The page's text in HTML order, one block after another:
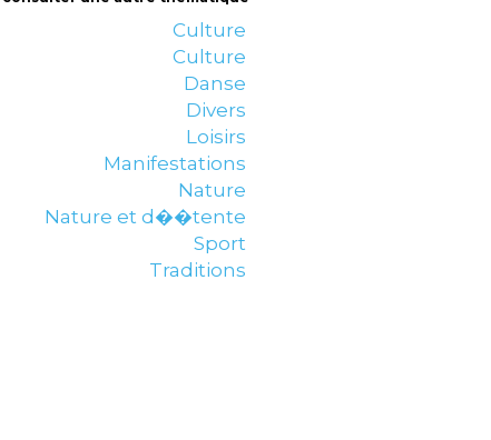
Culture
Culture
Danse
Divers
Loisirs
Manifestations
Nature
Nature et d��tente
Sport
Traditions